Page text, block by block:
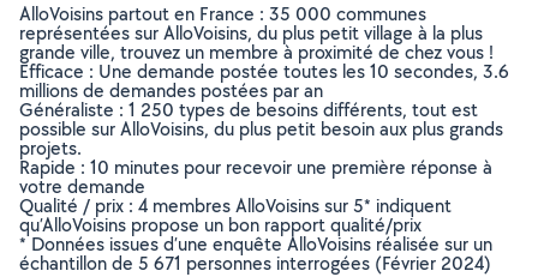
AlloVoisins partout en France : 35 000 communes
représentées sur AlloVoisins, du plus petit village à la plus
grande ville, trouvez un membre à proximité de chez vous !
Efficace : Une demande postée toutes les 10 secondes, 3.6
millions de demandes postées par an
Généraliste : 1 250 types de besoins différents, tout est
possible sur AlloVoisins, du plus petit besoin aux plus grands
projets.
Rapide : 10 minutes pour recevoir une première réponse à
votre demande
Qualité / prix : 4 membres AlloVoisins sur 5* indiquent
qu’AlloVoisins propose un bon rapport qualité/prix
* Données issues d’une enquête AlloVoisins réalisée sur un
échantillon de 5 671 personnes interrogées (Février 2024)